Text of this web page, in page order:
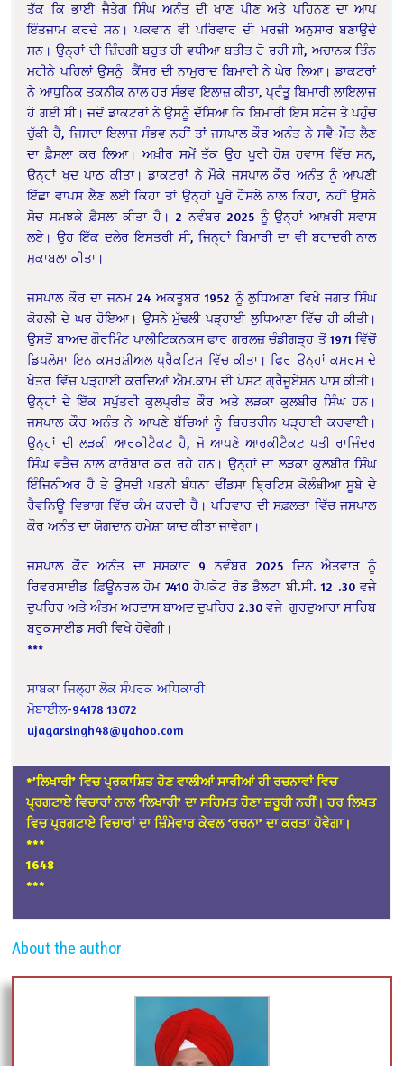
ਤੱਕ ਕਿ ਭਾਈ ਜੈਤੇਗ ਸਿੰਘ ਅਨੰਤ ਦੀ ਖਾਣ ਪੀਣ ਅਤੇ ਪਹਿਨਣ ਦਾ ਆਪ
ਇੰਤਜ਼ਾਮ ਕਰਦੇ ਸਨ। ਪਕਵਾਨ ਵੀ ਪਰਿਵਾਰ ਦੀ ਮਰਜ਼ੀ ਅਨੁਸਾਰ ਬਣਾਉਦੇ
ਸਨ। ਉਨ੍ਹਾਂ ਦੀ ਜ਼ਿੰਦਗੀ ਬਹੁਤ ਹੀ ਵਧੀਆ ਬਤੀਤ ਹੋ ਰਹੀ ਸੀ, ਅਚਾਨਕ ਤਿੰਨ
ਮਹੀਨੇ ਪਹਿਲਾਂ ਉਸਨੂੰ ਕੈਂਸਰ ਦੀ ਨਾਮੁਰਾਦ ਬਿਮਾਰੀ ਨੇ ਘੇਰ ਲਿਆ। ਡਾਕਟਰਾਂ
ਨੇ ਆਧੁਨਿਕ ਤਕਨੀਕ ਨਾਲ ਹਰ ਸੰਭਵ ਇਲਾਜ਼ ਕੀਤਾ, ਪ੍ਰੰਤੂ ਬਿਮਾਰੀ ਲਾਇਲਾਜ਼
ਹੋ ਗਈ ਸੀ। ਜਦੋਂ ਡਾਕਟਰਾਂ ਨੇ ਉਸਨੂੰ ਦੱਸਿਆ ਕਿ ਬਿਮਾਰੀ ਇਸ ਸਟੇਜ ਤੇ ਪਹੁੰਚ
ਚੁੱਕੀ ਹੈ, ਜਿਸਦਾ ਇਲਾਜ਼ ਸੰਭਵ ਨਹੀਂ ਤਾਂ ਜਸਪਾਲ ਕੌਰ ਅਨੰਤ ਨੇ ਸਵੈ-ਮੌਤ ਲੈਣ
ਦਾ ਫ਼ੈਸਲਾ ਕਰ ਲਿਆ। ਅਖ਼ੀਰ ਸਮੇਂ ਤੱਕ ਉਹ ਪੂਰੀ ਹੋਸ਼ ਹਵਾਸ ਵਿੱਚ ਸਨ,
ਉਨ੍ਹਾਂ ਖੁਦ ਪਾਠ ਕੀਤਾ। ਡਾਕਟਰਾਂ ਨੇ ਮੌਕੇ ਜਸਪਾਲ ਕੌਰ ਅਨੰਤ ਨੂੰ ਆਪਣੀ
ਇੱਛਾ ਵਾਪਸ ਲੈਣ ਲਈ ਕਿਹਾ ਤਾਂ ਉਨ੍ਹਾਂ ਪੂਰੇ ਹੌਸਲੇ ਨਾਲ ਕਿਹਾ, ਨਹੀਂ ਉਸਨੇ
ਸੋਚ ਸਮਝਕੇ ਫ਼ੈਸਲਾ ਕੀਤਾ ਹੈ। 2 ਨਵੰਬਰ 2025 ਨੂੰ ਉਨ੍ਹਾਂ ਆਖ਼ਰੀ ਸਵਾਸ
ਲਏ। ਉਹ ਇੱਕ ਦਲੇਰ ਇਸਤਰੀ ਸੀ, ਜਿਨ੍ਹਾਂ ਬਿਮਾਰੀ ਦਾ ਵੀ ਬਹਾਦਰੀ ਨਾਲ
ਮੁਕਾਬਲਾ ਕੀਤਾ।
ਜਸਪਾਲ ਕੌਰ ਦਾ ਜਨਮ 24 ਅਕਤੂਬਰ 1952 ਨੂੰ ਲੁਧਿਆਣਾ ਵਿਖੇ ਜਗਤ ਸਿੰਘ
ਕੋਹਲੀ ਦੇ ਘਰ ਹੋਇਆ। ਉਸਨੇ ਮੁੱਢਲੀ ਪੜ੍ਹਾਈ ਲੁਧਿਆਣਾ ਵਿੱਚ ਹੀ ਕੀਤੀ।
ਉਸਤੋਂ ਬਾਅਦ ਗੌਰਮਿੰਟ ਪਾਲੀਟਿਕਨਕਸ ਫਾਰ ਗਰਲਜ਼ ਚੰਡੀਗੜ੍ਹ ਤੋਂ 1971 ਵਿੱਚੋਂ
ਡਿਪਲੋਮਾ ਇਨ ਕਮਰਸ਼ੀਅਲ ਪ੍ਰੈਕਟਿਸ ਵਿੱਚ ਕੀਤਾ। ਫਿਰ ਉਨ੍ਹਾਂ ਕਮਰਸ ਦੇ
ਖੇਤਰ ਵਿੱਚ ਪੜ੍ਹਾਈ ਕਰਦਿਆਂ ਐਮ.ਕਾਮ ਦੀ ਪੋਸਟ ਗ੍ਰੈਜੂਏਸ਼ਨ ਪਾਸ ਕੀਤੀ।
ਉਨ੍ਹਾਂ ਦੇ ਇੱਕ ਸਪੁੱਤਰੀ ਕੁਲਪ੍ਰੀਤ ਕੌਰ ਅਤੇ ਲੜਕਾ ਕੁਲਬੀਰ ਸਿੰਘ ਹਨ।
ਜਸਪਾਲ ਕੌਰ ਅਨੰਤ ਨੇ ਆਪਣੇ ਬੱਚਿਆਂ ਨੂੰ ਬਿਹਤਰੀਨ ਪੜ੍ਹਾਈ ਕਰਵਾਈ।
ਉਨ੍ਹਾਂ ਦੀ ਲੜਕੀ ਆਰਕੀਟੈਕਟ ਹੈ, ਜੋ ਆਪਣੇ ਆਰਕੀਟੈਕਟ ਪਤੀ ਰਾਜਿੰਦਰ
ਸਿੰਘ ਵੜੈਚ ਨਾਲ ਕਾਰੋਬਾਰ ਕਰ ਰਹੇ ਹਨ। ਉਨ੍ਹਾਂ ਦਾ ਲੜਕਾ ਕੁਲਬੀਰ ਸਿੰਘ
ਇੰਜਿਨੀਅਰ ਹੈ ਤੇ ਉਸਦੀ ਪਤਨੀ ਬੰਧਨਾ ਢੀਂਡਸਾ ਬ੍ਰਿਟਿਸ਼ ਕੋਲੰਬੀਆ ਸੂਬੇ ਦੇ
ਰੈਵਨਿਊ ਵਿਭਾਗ ਵਿੱਚ ਕੰਮ ਕਰਦੀ ਹੈ। ਪਰਿਵਾਰ ਦੀ ਸਫ਼ਲਤਾ ਵਿੱਚ ਜਸਪਾਲ
ਕੌਰ ਅਨੰਤ ਦਾ ਯੋਗਦਾਨ ਹਮੇਸ਼ਾ ਯਾਦ ਕੀਤਾ ਜਾਵੇਗਾ।
ਜਸਪਾਲ ਕੌਰ ਅਨੰਤ ਦਾ ਸਸਕਾਰ 9 ਨਵੰਬਰ 2025 ਦਿਨ ਐਤਵਾਰ ਨੂੰ
ਰਿਵਰਸਾਈਡ ਫ਼ਿਊਨਰਲ ਹੋਮ 7410 ਹੋਪਕੋਟ ਰੋਡ ਡੈਲਟਾ ਬੀ.ਸੀ. 12 .30 ਵਜੇ
ਦੁਪਹਿਰ ਅਤੇ ਅੰਤਮ ਅਰਦਾਸ ਬਾਅਦ ਦੁਪਹਿਰ 2.30 ਵਜੇ ਗੁਰਦੁਆਰਾ ਸਾਹਿਬ
ਬਰੁਕਸਾਈਡ ਸਰੀ ਵਿਖੇ ਹੋਵੇਗੀ।
***
ਸਾਬਕਾ ਜਿਲ੍ਹਾ ਲੋਕ ਸੰਪਰਕ ਅਧਿਕਾਰੀ
ਮੋਬਾਈਲ-94178 13072
ujagarsingh48@yahoo.com
*’ਲਿਖਾਰੀ’ ਵਿਚ ਪ੍ਰਕਾਸ਼ਿਤ ਹੋਣ ਵਾਲੀਆਂ ਸਾਰੀਆਂ ਹੀ ਰਚਨਾਵਾਂ ਵਿਚ
ਪ੍ਰਗਟਾਏ ਵਿਚਾਰਾਂ ਨਾਲ ‘ਲਿਖਾਰੀ’ ਦਾ ਸਹਿਮਤ ਹੋਣਾ ਜ਼ਰੂਰੀ ਨਹੀਂ। ਹਰ ਲਿਖਤ
ਵਿਚ ਪ੍ਰਗਟਾਏ ਵਿਚਾਰਾਂ ਦਾ ਜ਼ਿੰਮੇਵਾਰ ਕੇਵਲ ‘ਰਚਨਾ’ ਦਾ ਕਰਤਾ ਹੋਵੇਗਾ।
***
1648
***
About the author